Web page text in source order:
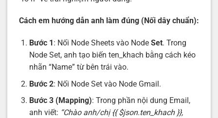
Cách em hướng dẫn anh làm đúng (Nối dây chuẩn):
Bước 1 : Nối Node Sheets vào Node Set. Trong
Node Set, anh tạo biến ten_khach bằng cách kéo
nhãn “Name” từ bên trái vào.
Bước 2: Nối Node Set vào Node Gmail.
Bước 3 (Mapping): Trong phần nội dung Email,
anh viết: “Chào anh/chị {{ $json.ten_khach }},